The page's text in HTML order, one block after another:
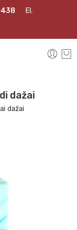
El.
dažai
dažai